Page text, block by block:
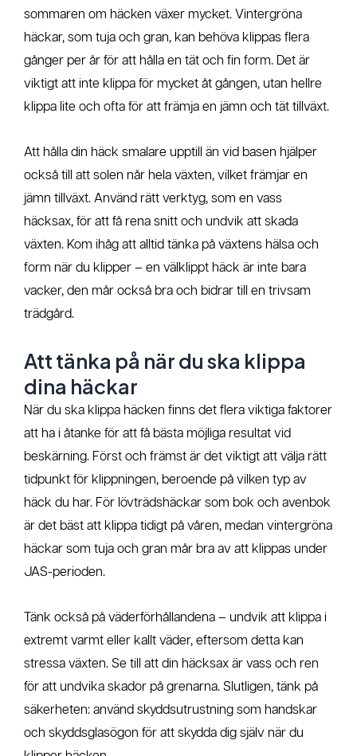
sommaren om häcken växer mycket. Vintergröna
häckar, som tuja och gran, kan behöva klippas flera
gånger per år för att hålla en tät och fin form. Det är
viktigt att inte klippa för mycket åt gången, utan hellre
klippa lite och ofta för att främja en jämn och tät tillväxt.
Att hålla din häck smalare upptill än vid basen hjälper
också till att solen når hela växten, vilket främjar en
jämn tillväxt. Använd rätt verktyg, som en vass
häcksax, för att få rena snitt och undvik att skada
växten. Kom ihåg att alltid tänka på växtens hälsa och
form när du klipper – en välklippt häck är inte bara
vacker, den mår också bra och bidrar till en trivsam
trädgård.
Att tänka på när du ska klippa
dina häckar
När du ska klippa häcken finns det flera viktiga faktorer
att ha i åtanke för att få bästa möjliga resultat vid
beskärning. Först och främst är det viktigt att välja rätt
tidpunkt för klippningen, beroende på vilken typ av
häck du har. För lövträdshäckar som bok och avenbok
är det bäst att klippa tidigt på våren, medan vintergröna
häckar som tuja och gran mår bra av att klippas under
JAS-perioden.
Tänk också på väderförhållandena – undvik att klippa i
extremt varmt eller kallt väder, eftersom detta kan
stressa växten. Se till att din häcksax är vass och ren
för att undvika skador på grenarna. Slutligen, tänk på
säkerheten: använd skyddsutrustning som handskar
och skyddsglasögon för att skydda dig själv när du